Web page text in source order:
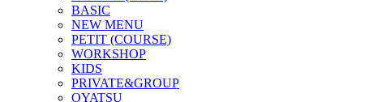
BASIC
NEW MENU
PETIT (COURSE)
WORKSHOP
KIDS
PRIVATE&GROUP
OYATSU